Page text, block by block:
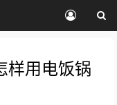
样用电饭锅